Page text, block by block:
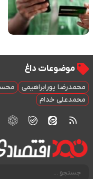
موضوعات داغ
محمدرضا پورابراهیمی
محمدعلی خدام